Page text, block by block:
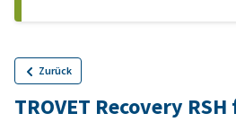
Zurück
TROVET Recovery